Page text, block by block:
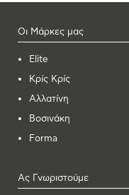
Οι Μάρκες μας
Elite
Κρίς Κρίς
Αλλατίνη
Βοσινάκη
Forma
Ας Γνωριστούμε